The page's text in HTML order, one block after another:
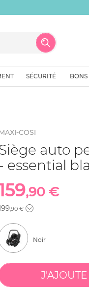
SÉCURITÉ
COSI
auto
essential
,90 €
,90 €
Noir